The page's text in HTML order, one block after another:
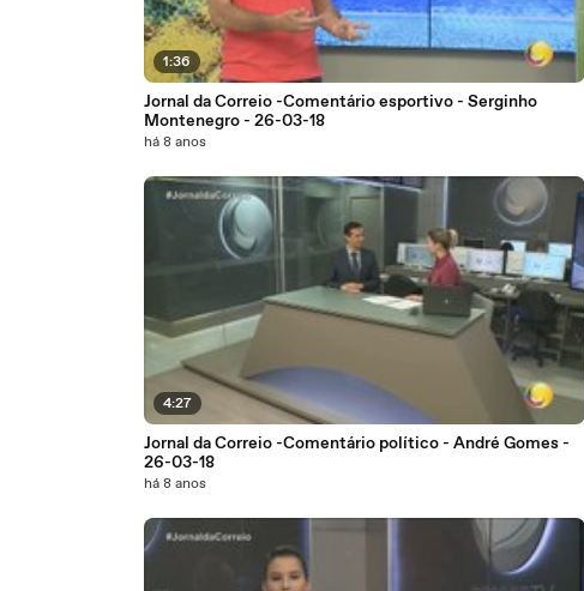
1:36
Jornal da Correio -Comentário esportivo - Serginho
Montenegro - 26-03-18
há 8 anos
4:27
Jornal da Correio -Comentário político - André Gomes -
26-03-18
há 8 anos